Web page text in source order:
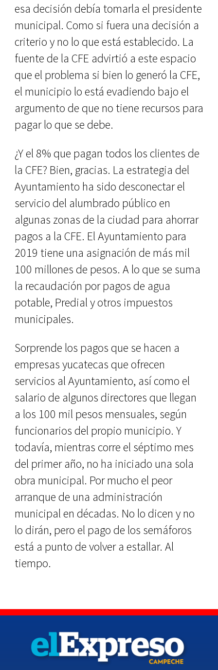
esa decisión debía tomarla el presidente
municipal. Como si fuera una decisión a
criterio y no lo que está establecido. La
fuente de la CFE advirtió a este espacio
que el problema si bien lo generó la CFE,
el municipio lo está evadiendo bajo el
argumento de que no tiene recursos para
pagar lo que se debe.
¿Y el 8% que pagan todos los clientes de
la CFE? Bien, gracias. La estrategia del
Ayuntamiento ha sido desconectar el
servicio del alumbrado público en
algunas zonas de la ciudad para ahorrar
pagos a la CFE. El Ayuntamiento para
2019 tiene una asignación de más mil
100 millones de pesos. A lo que se suma
la recaudación por pagos de agua
potable, Predial y otros impuestos
municipales.
Sorprende los pagos que se hacen a
empresas yucatecas que ofrecen
servicios al Ayuntamiento, así como el
salario de algunos directores que llegan
a los 100 mil pesos mensuales, según
funcionarios del propio municipio. Y
todavía, mientras corre el séptimo mes
del primer año, no ha iniciado una sola
obra municipal. Por mucho el peor
arranque de una administración
municipal en décadas. No lo dicen y no
lo dirán, pero el pago de los semáforos
está a punto de volver a estallar. Al
tiempo.